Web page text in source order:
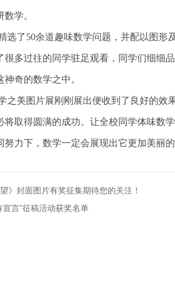
学。
选了50余道趣味数学问题，并配以图
很多过往的同学驻足观看，同学们细细
神奇的数学之中。
之美图片展刚刚展出便收到了良好的效
将取得圆满的成功。让全校同学体味数
努力下，数学一定会展现出它更加美丽
望》封面图片有奖征集期待您的关注！
宣言”征稿活动获奖名单